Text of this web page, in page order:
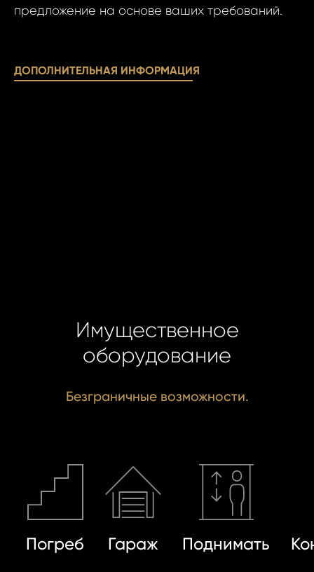
предложение на основе ваших требований.
ДОПОЛНИТЕЛЬНАЯ ИНФОРМАЦИЯ
Имущественное
оборудование
Безграничные возможности.
Погреб Гараж Поднимать